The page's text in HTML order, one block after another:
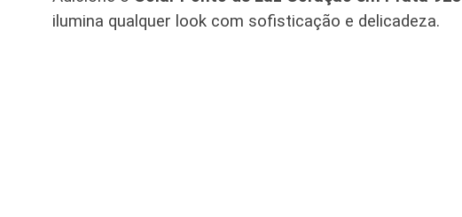
ilumina qualquer look com sofisticação e delicadeza.